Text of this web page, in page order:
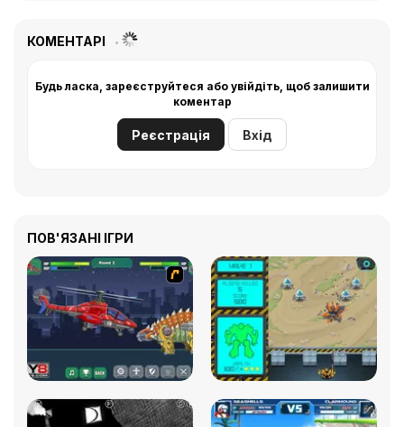
КОМЕНТАРІ
Будь ласка, зареєструйтеся або увійдіть, щоб залишити
коментар
Реєстрація Вхід
ПОВ'ЯЗАНІ ІГРИ